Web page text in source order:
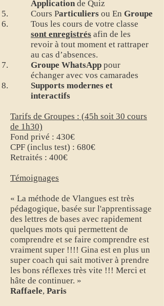
Application de Quiz
Cours Particuliers ou En Groupe
Tous les cours de votre classe
sont enregistrés afin de les
revoir à tout moment et rattraper
au cas d’absences.
Groupe WhatsApp pour
échanger avec vos camarades
Supports modernes et
interactifs
Tarifs de Groupes : (45h soit 30 cours
de 1h30)
Fond privé : 430€
CPF (inclus test) : 680€
Retraités : 400€
Témoignages
« La méthode de Vlangues est très
pédagogique, basée sur l'apprentissage
des lettres de bases avec rapidement
quelques mots qui permettent de
comprendre et se faire comprendre est
vraiment super !!!! Gina est en plus un
super coach qui sait motiver à prendre
les bons réflexes très vite !!! Merci et
hâte de continuer. »
Raffaele, Paris